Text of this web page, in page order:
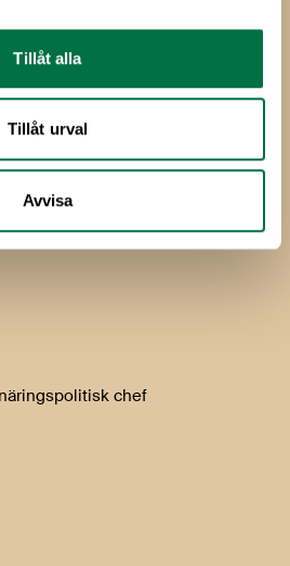
Tillåt alla
Tillåt urval
Avvisa
chef